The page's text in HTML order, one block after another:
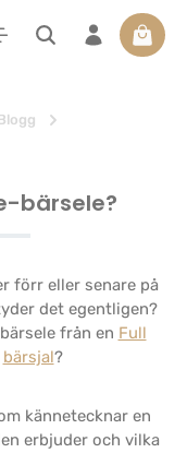
bärsele?
förr eller senare på
det egentligen?
från en Full
bärsjal?
kännetecknar en
erbjuder och vilka